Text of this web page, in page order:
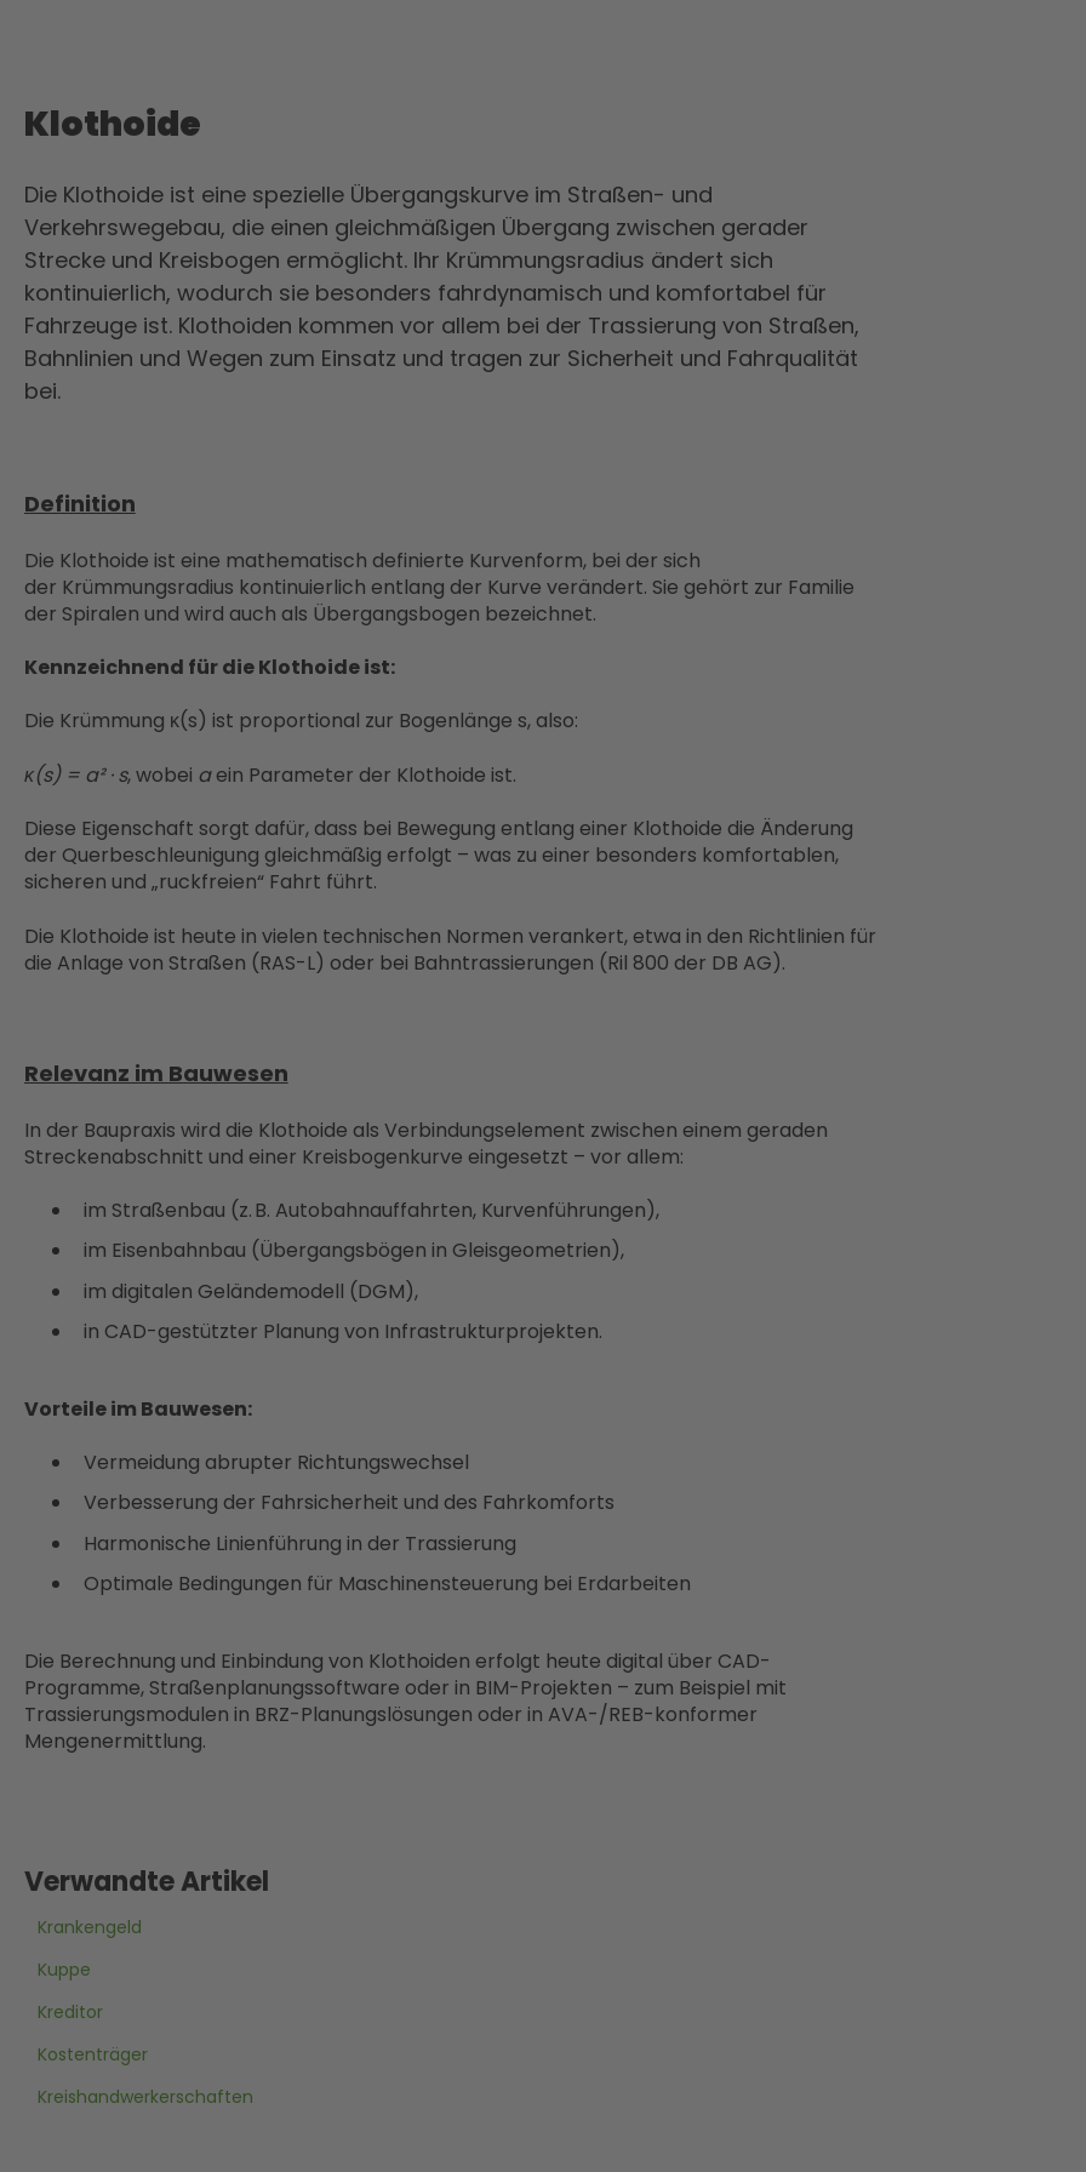
Klothoide
Die Klothoide ist eine spezielle Übergangskurve im Straßen- und
Verkehrswegebau, die einen gleichmäßigen Übergang zwischen gerader
Strecke und Kreisbogen ermöglicht. Ihr Krümmungsradius ändert sich
kontinuierlich, wodurch sie besonders fahrdynamisch und komfortabel für
Fahrzeuge ist. Klothoiden kommen vor allem bei der Trassierung von Straßen,
Bahnlinien und Wegen zum Einsatz und tragen zur Sicherheit und Fahrqualität
bei.
Definition
Die Klothoide ist eine mathematisch definierte Kurvenform, bei der sich
der Krümmungsradius kontinuierlich entlang der Kurve verändert. Sie gehört zur Familie
der Spiralen und wird auch als Übergangsbogen bezeichnet.
Kennzeichnend für die Klothoide ist:
Die Krümmung κ(s) ist proportional zur Bogenlänge s, also:
κ(s) = a² · s, wobei aein Parameter der Klothoide ist.
Diese Eigenschaft sorgt dafür, dass bei Bewegung entlang einer Klothoide die Änderung
der Querbeschleunigung gleichmäßig erfolgt – was zu einer besonders komfortablen,
sicheren und „ruckfreien“ Fahrt führt.
Die Klothoide ist heute in vielen technischen Normen verankert, etwa in den Richtlinien für
die Anlage von Straßen (RAS-L) oder bei Bahntrassierungen (Ril 800 der DB AG).
Relevanz im Bauwesen
In der Baupraxis wird die Klothoide als Verbindungselement zwischen einem geraden
Streckenabschnitt und einer Kreisbogenkurve eingesetzt – vor allem:
im Straßenbau (z. B. Autobahnauffahrten, Kurvenführungen),
im Eisenbahnbau (Übergangsbögen in Gleisgeometrien),
im digitalen Geländemodell (DGM),
in CAD-gestützter Planung von Infrastrukturprojekten.
Vorteile im Bauwesen:
Vermeidung abrupter Richtungswechsel
Verbesserung der Fahrsicherheit und des Fahrkomforts
Harmonische Linienführung in der Trassierung
Optimale Bedingungen für Maschinensteuerung bei Erdarbeiten
Die Berechnung und Einbindung von Klothoiden erfolgt heute digital über CAD-
Programme, Straßenplanungssoftware oder in BIM-Projekten – zum Beispiel mit
Trassierungsmodulen in BRZ-Planungslösungen oder in AVA-/REB-konformer
Mengenermittlung.
Verwandte Artikel
Krankengeld
Kuppe
Kreditor
Kostenträger
Kreishandwerkerschaften